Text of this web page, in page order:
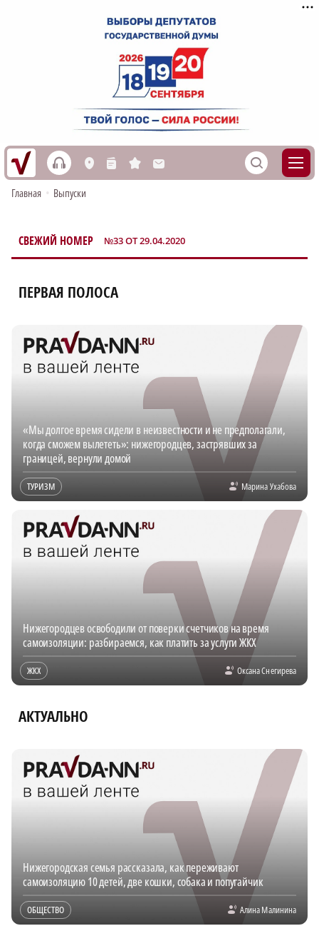
h L n s M S
Главная • Выпуски
СВЕЖИЙ НОМЕР №33 ОТ 29.04.2020
ПЕРВАЯ ПОЛОСА
«Мы долгое время сидели в неизвестности и не предполагали,
когда сможем вылететь»: нижегородцев, застрявших за
границей, вернули домой
ТУРИЗМ Марина Ухабова
Нижегородцев освободили от поверки счетчиков на время
самоизоляции: разбираемся, как платить за услуги ЖКХ
ЖКХ Оксана Снегирева
АКТУАЛЬНО
Нижегородская семья рассказала, как переживают
самоизоляцию 10 детей, две кошки, собака и попугайчик
ОБЩЕСТВО Алина Малинина